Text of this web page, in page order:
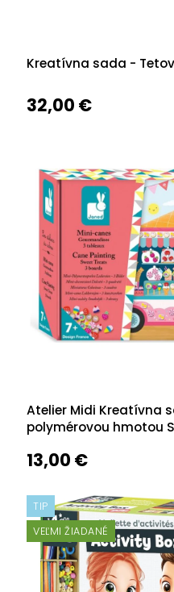
Kreatívna sada -
32,00 €
Atelier Midi Kreatívna
polymérovou hmotou
13,00 €
TIP
VEĽMI ŽIADANÉ